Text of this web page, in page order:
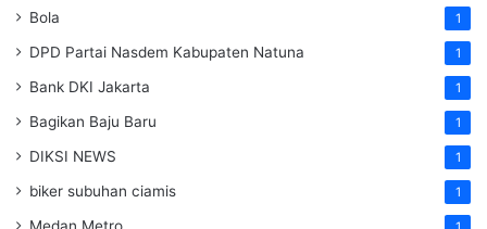
Bola 1
DPD Partai Nasdem Kabupaten Natuna 1
Bank DKI Jakarta 1
Bagikan Baju Baru 1
DIKSI NEWS 1
biker subuhan ciamis 1